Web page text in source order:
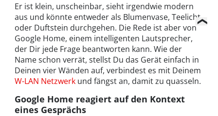
Er ist klein, unscheinbar, sieht irgendwie modern
aus und könnte entweder als Blumenvase, Teelicht
oder Duftstein durchgehen. Die Rede ist aber von
Google Home, einem intelligenten Lautsprecher,
der Dir jede Frage beantworten kann. Wie der
Name schon verrät, stellst Du das Gerät einfach in
Deinen vier Wänden auf, verbindest es mit Deinem
W-LAN Netzwerk und fängst an, damit zu quasseln.
Google Home reagiert auf den Kontext
eines Gesprächs